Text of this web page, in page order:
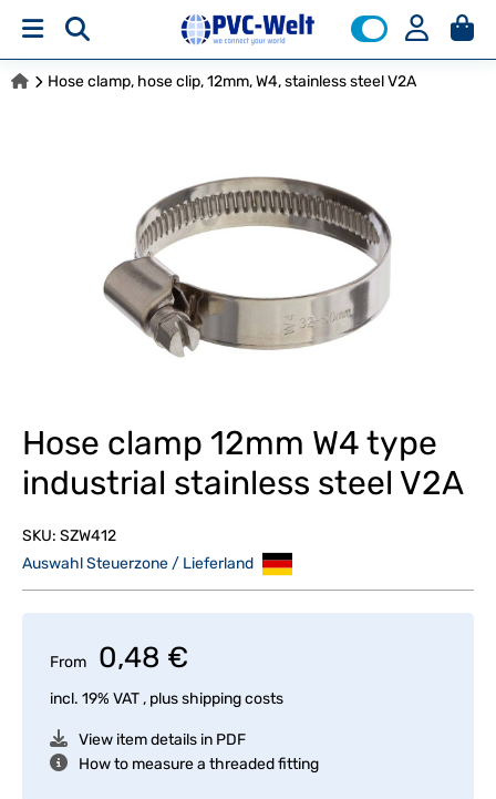
Hose clamp, hose clip, 12mm, W4, stainless steel V2A
Hose clamp 12mm W4 type
industrial stainless steel V2A
SKU: SZW412
Auswahl Steuerzone / Lieferland
From 0,48 €
incl. 19% VAT , plusshipping costs
View item details in PDF
How to measure a threaded fitting